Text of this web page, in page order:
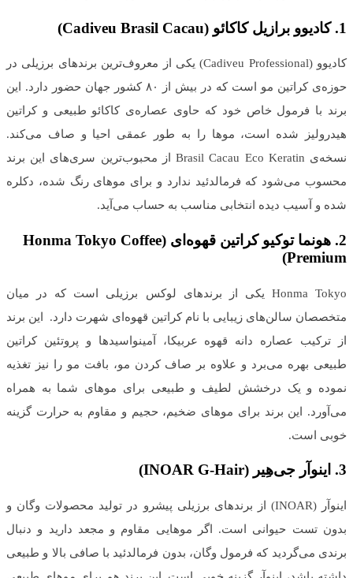
1. کادیوو برازیل کاکائو (
Cadiveu Brasil Cacau
)
کادیوو (Cadiveu Professional) یکی از معروف‌ترین برندهای برزیلی در
حوزه‌ی کراتین مو است که در بیش از ۸۰ کشور جهان حضور دارد. این
برند با فرمول خاص خود که حاوی عصاره‌ی کاکائو طبیعی و کراتین
هیدرولیز شده است، موها را به ‌طور عمقی احیا و صاف می‌کند.
نسخه‌ی Brasil Cacau Eco Keratin از محبوب‌ترین سری‌های این برند
محسوب می‌شود که فرمالدئید ندارد و برای موهای رنگ شده، دکلره
شده و آسیب دیده انتخابی مناسب به حساب می‌آید.
2. هونما توکیو کراتین قهوه‌ای (
Honma Tokyo Coffee
Premium
)
Honma Tokyo یکی از برندهای لوکس برزیلی است که در میان
متخصصان سالن‌های زیبایی با نام کراتین قهوه‌ای شهرت دارد. این برند
از ترکیب عصاره دانه قهوه عربیکا، آمینواسیدها و پروتئین کراتین
طبیعی بهره می‌برد و علاوه بر صاف کردن مو، بافت مو را نیز تغذیه
نموده و یک درخشش لطیف و طبیعی برای موهای شما به همراه
می‌آورد. این برند برای موهای ضخیم، حجیم و مقاوم به حرارت گزینه
خوبی است.
3. اینوآر جی‌هِیر (
INOAR G-Hair
)
اینوآر (INOAR) از برندهای برزیلی پیشرو در تولید محصولات وگان و
بدون تست حیوانی است. اگر موهایی مقاوم و مجعد دارید و دنبال
برندی می‌گردید که فرمول وگان، بدون فرمالدئید با صافی بالا و طبیعی